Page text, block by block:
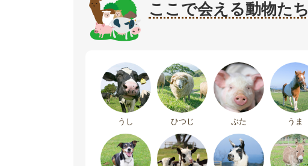
ここで会える動物たち
うし ひつじ ぶた うま